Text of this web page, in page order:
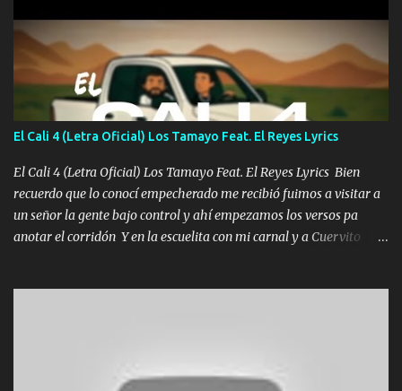
coronamos Se jala los marciales Y sus guitarras ya van sonando
Un gallardo me prendo Para agarrar el vuelo y la mente y
tranquilizando Tomense un buen trago Y así es como empezamos
los versos que voy cantando (Music) A vido alta y bajas La carreta
se atora Pero nunca le aflojamos Ya me han pasado cosas Y
aunque ustedes no sepan Pero la vida es muy corta Hay que
echarle chingazos Y seguir trabajando porque nada es...
El Cali 4 (Letra Oficial) Los Tamayo Feat. El Reyes Lyrics
El Cali 4 (Letra Oficial) Los Tamayo Feat. El Reyes Lyrics Bien
recuerdo que lo conocí empecherado me recibió fuimos a visitar a
un señor la gente bajo control y ahí empezamos los versos pa
anotar el corridón Y en la escuelita con mi carnal y a Cuervito
verde se le extraña pa que sepan Aquí Pura GENTE DE LA RANA 🐸